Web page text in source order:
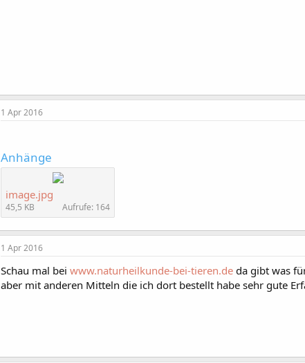
1 Apr 2016
Anhänge
image.jpg
45,5 KB Aufrufe: 164
1 Apr 2016
Schau mal bei www.naturheilkunde-bei-tieren.de da gibt was
aber mit anderen Mitteln die ich dort bestellt habe sehr gute